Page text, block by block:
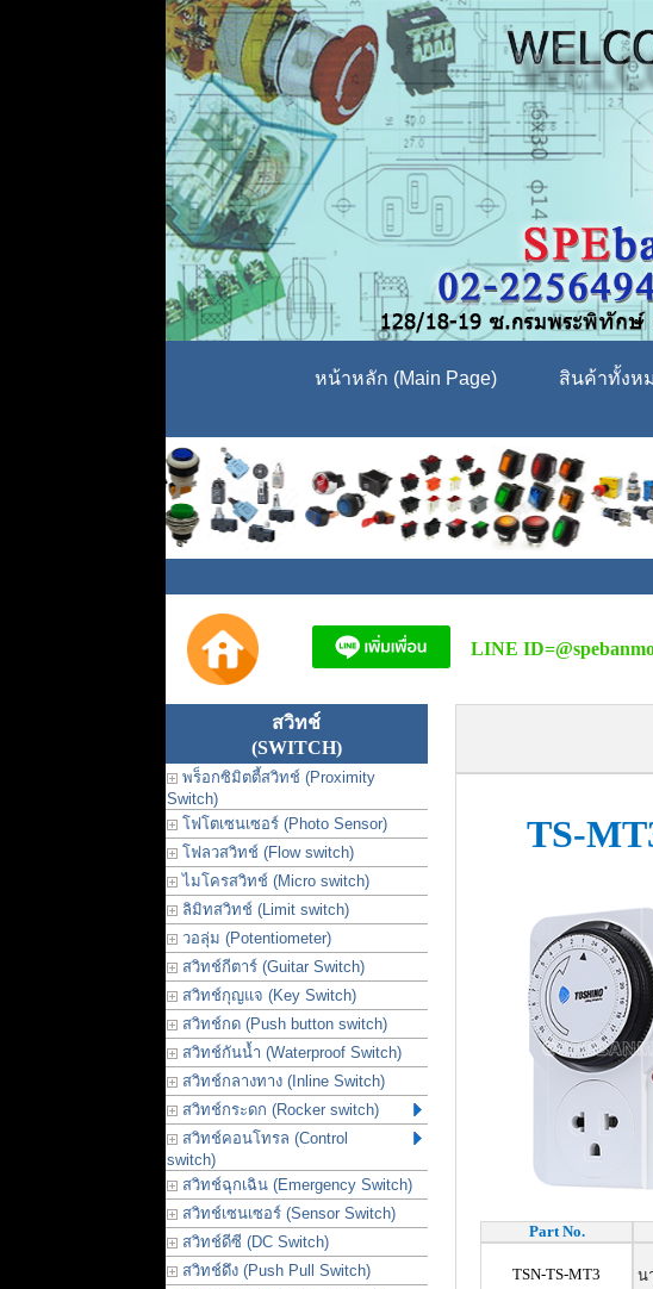
หน้าหลัก (Main Page) สินค้าทั้งห
LINE ID=
สวิทช์
(SWITCH)
พร็อกซิมิตตี้สวิทช์ (Proximity
Switch)
โฟโตเซนเซอร์ (Photo Sensor)
โฟลวสวิทช์ (Flow switch)
ไมโครสวิทช์ (Micro switch)
ลิมิทสวิทช์ (Limit switch)
วอลุ่ม (Potentiometer)
สวิทช์กีตาร์ (Guitar Switch)
สวิทช์กุญแจ (Key Switch)
สวิทช์กด (Push button switch)
สวิทช์กันน้ำ (Waterproof Switch)
สวิทช์กลางทาง (Inline Switch)
สวิทช์กระดก (Rocker switch)
สวิทช์คอนโทรล (Control
switch)
สวิทช์ฉุกเฉิน (Emergency Switch)
สวิทช์เซนเซอร์ (Sensor Switch)
สวิทช์ดีซี (DC Switch)
สวิทช์ดึง (Push Pull Switch)
TS-
Part No.
TSN-TS-MT3 น